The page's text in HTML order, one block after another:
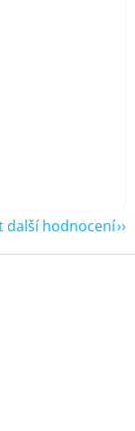
další hodnocení